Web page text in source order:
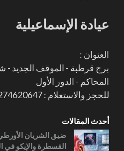
عيادة الإسماعيلية
العنوان :
برج قرطبة - الموقف الجديد -
المحاكم - الدور الأول
للحجز والاستعلام : 01274620647
أحدث المقالات
ضيق الشريان
القسطرة والإيكو في